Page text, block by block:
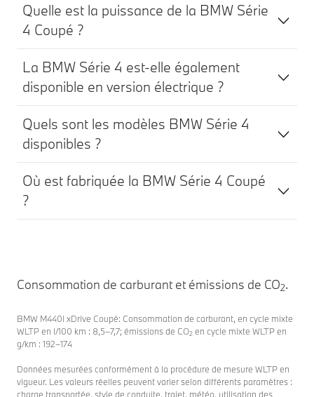
Quelle est la puissance de la BMW Série
4 Coupé ?
La BMW Série 4 est-elle également
disponible en version électrique ?
Quels sont les modèles BMW Série 4
disponibles ?
Où est fabriquée la BMW Série 4 Coupé
?
Consommation de carburant et émissions de CO2.
BMW M440i xDrive Coupé: Consommation de carburant, en cycle mixte
WLTP en l/100 km : 8,5–7,7; émissions de CO2 en cycle mixte WLTP en
g/km : 192–174
Données mesurées conformément à la procédure de mesure WLTP en
vigueur. Les valeurs réelles peuvent varier selon différents paramètres :
charge transportée, style de conduite, trajet, météo, utilisation des